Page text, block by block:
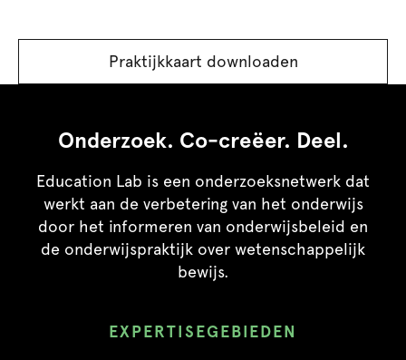
Praktijkkaart downloaden
Onderzoek. Co-creëer. Deel.
Education Lab is een onderzoeksnetwerk dat
werkt aan de verbetering van het onderwijs
door het informeren van onderwijsbeleid en
de onderwijspraktijk over wetenschappelijk
bewijs.
EXPERTISEGEBIEDEN